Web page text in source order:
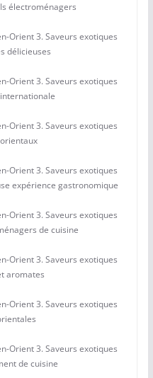
électroménagers
Orient 3. Saveurs exotiques
délicieuses
Orient 3. Saveurs exotiques
Orient 3. Saveurs exotiques
Orient 3. Saveurs exotiques
expérience gastronomique
Orient 3. Saveurs exotiques
de cuisine
Orient 3. Saveurs exotiques
aromates
Orient 3. Saveurs exotiques
Orient 3. Saveurs exotiques
de cuisine